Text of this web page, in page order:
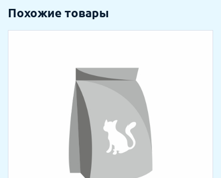
Похожие товары